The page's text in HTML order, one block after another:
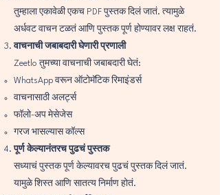
तुम्हाला एकावेळी एकच PDF पुस्तक दिलं जातं. त्यामुळे
अर्धवट वाचन टळतं आणि पुस्तक पूर्ण होण्यावर लक्ष राहतं.
वाचनाची जबाबदारी घेणारी प्रणाली
Zeetlo तुमच्या वाचनाची जबाबदारी घेतं:
WhatsApp वरून ऑटोमॅटिक रिमाइंडर्स
वाचनासाठी अलर्ट्स
फॉलो-अप मेसेजेस
गरज भासल्यास कॉल्स
पूर्ण केल्यानंतरच पुढचं पुस्तक
सध्याचं पुस्तक पूर्ण केल्यावरच पुढचं पुस्तक दिलं जातं.
यामुळे शिस्त आणि सातत्य निर्माण होतं.